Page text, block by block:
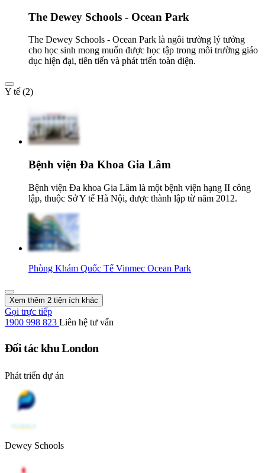
The Dewey Schools - Ocean Park
The Dewey Schools - Ocean Park là ngôi trường lý tưởng
cho học sinh mong muốn được học tập trong môi trường giáo
dục hiện đại, tiên tiến và phát triển toàn diện.
Y tế (2)
Bệnh viện Đa Khoa Gia Lâm
Bệnh viện Đa khoa Gia Lâm là một bệnh viện hạng II công
lập, thuộc Sở Y tế Hà Nội, được thành lập từ năm 2012.
Phòng Khám Quốc Tế Vinmec Ocean Park
Xem thêm 2 tiện ích khác
Gọi trực tiếp
1900 998 823 Liên hệ tư vấn
Đối tác khu London
Phát triển dự án
Dewey Schools